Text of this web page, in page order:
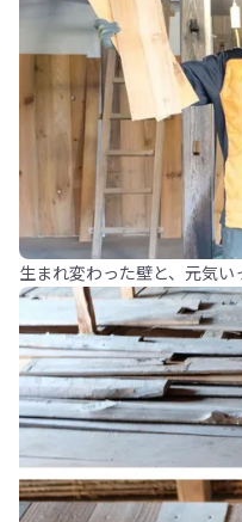
生まれ変わった壁と、元気